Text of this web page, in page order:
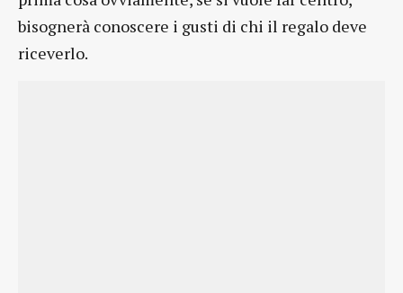
bisognerà conoscere i gusti di chi il regalo deve
riceverlo.